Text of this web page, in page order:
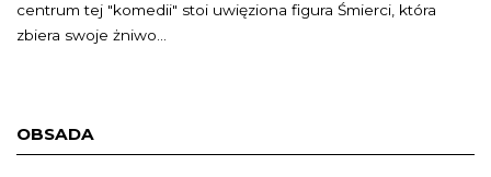
centrum tej "komedii" stoi uwięziona figura Śmierci, która
zbiera swoje żniwo...
OBSADA